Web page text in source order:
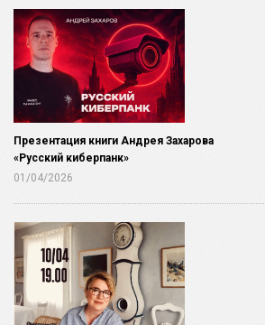
Презентация книги Андрея Захарова
«Русский киберпанк»
01/04/2026